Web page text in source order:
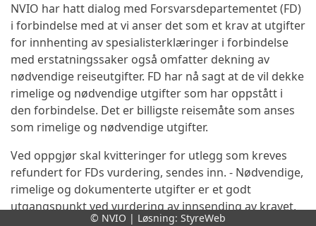
NVIO har hatt dialog med Forsvarsdepartementet (FD)
i forbindelse med at vi anser det som et krav at utgifter
for innhenting av spesialisterklæringer i forbindelse
med erstatningssaker også omfatter dekning av
nødvendige reiseutgifter. FD har nå sagt at de vil dekke
rimelige og nødvendige utgifter som har oppstått i
den forbindelse. Det er billigste reisemåte som anses
som rimelige og nødvendige utgifter.
Ved oppgjør skal kvitteringer for utlegg som kreves
refundert for FDs vurdering, sendes inn. - Nødvendige,
rimelige og dokumenterte utgifter er et godt
utgangspunkt ved vurdering av innsending av kravet,
© NVIO | Løsning: StyreWeb